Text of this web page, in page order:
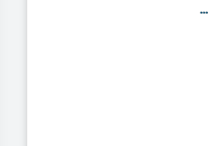
...